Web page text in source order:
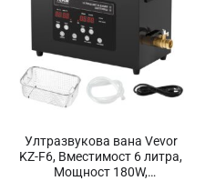
Ултразвукова вана Vevor
KZ-F6, Вместимост 6 литра,
Мощност 180W,